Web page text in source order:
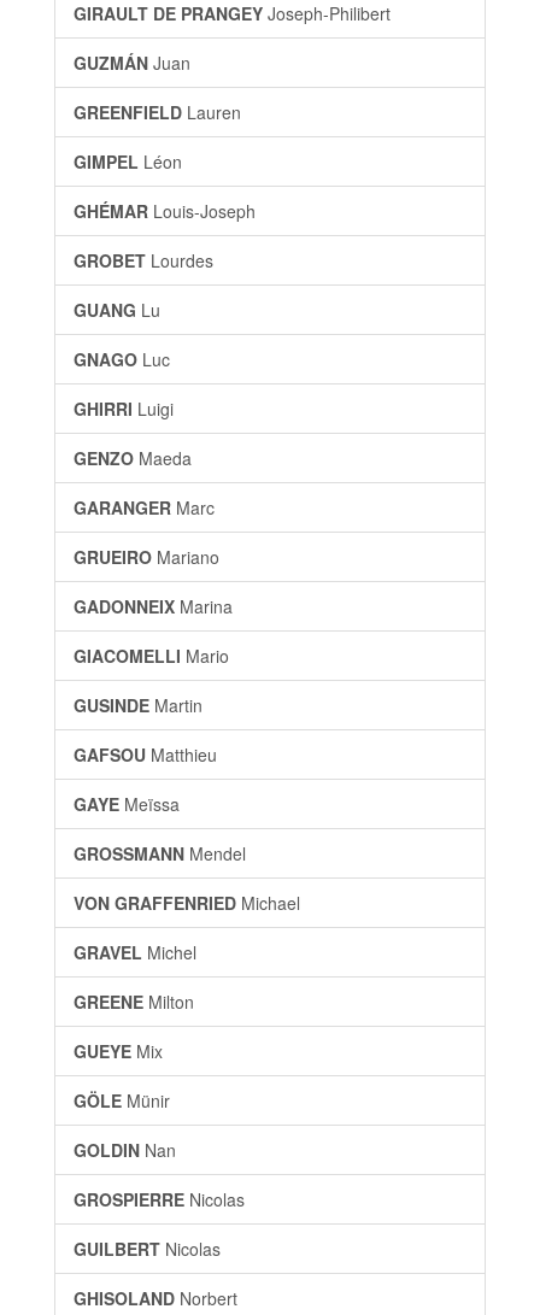
GIRAULT DE PRANGEY Joseph-Philibert
GUZMÁN Juan
GREENFIELD Lauren
GIMPEL Léon
GHÉMAR Louis-Joseph
GROBET Lourdes
GUANG Lu
GNAGO Luc
GHIRRI Luigi
GENZO Maeda
GARANGER Marc
GRUEIRO Mariano
GADONNEIX Marina
GIACOMELLI Mario
GUSINDE Martin
GAFSOU Matthieu
GAYE Meïssa
GROSSMANN Mendel
VON GRAFFENRIED Michael
GRAVEL Michel
GREENE Milton
GUEYE Mix
GÖLE Münir
GOLDIN Nan
GROSPIERRE Nicolas
GUILBERT Nicolas
GHISOLAND Norbert